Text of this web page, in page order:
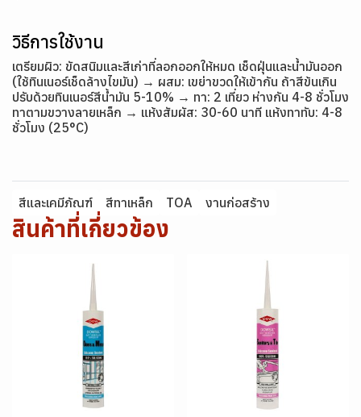
วิธีการใช้งาน
เตรียมผิว: ขัดสนิมและสีเก่าที่ลอกออกให้หมด เช็ดฝุ่นและน้ำมันออก
(ใช้ทินเนอร์เช็ดล้างไขมัน) → ผสม: เขย่าขวดให้เข้ากัน ถ้าสีข้นเกิน
ปรับด้วยทินเนอร์สีน้ำมัน 5-10% → ทา: 2 เที่ยว ห่างกัน 4-8 ชั่วโมง
ทาตามขวางลายเหล็ก → แห้งสัมผัส: 30-60 นาที แห้งทาทับ: 4-8
ชั่วโมง (25°C)
สีและเคมีภัณฑ์ สีทาเหล็ก TOA งานก่อสร้าง
สินค้าที่เกี่ยวข้อง